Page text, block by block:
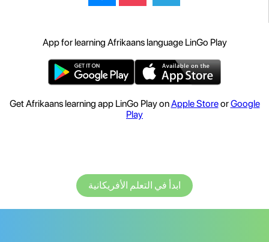
App for learning Afrikaans language LinGo Play
Get Afrikaans learning app LinGo Play onApple StoreorGoogle
Play
ابدأ في التعلم الأفريكانية